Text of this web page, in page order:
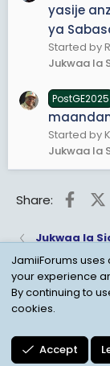
yasije
ya
Started by
Jukwaa la
PostGE2025
Started by
Jukwaa la
Share:
Jukwaa la
Child
JamiiForums
your experience
By continuing to
cookies.
Accept